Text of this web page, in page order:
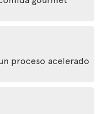
proceso acelerado